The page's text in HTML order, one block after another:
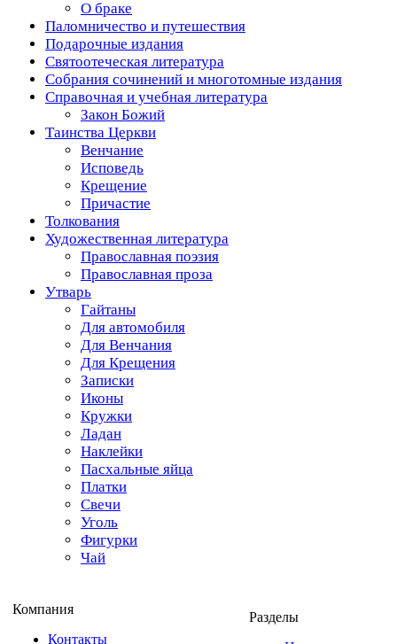
О браке
Паломничество и путешествия
Подарочные издания
Святоотеческая литература
Собрания сочинений и многотомные издания
Справочная и учебная литература
Закон Божий
Таинства Церкви
Венчание
Исповедь
Крещение
Причастие
Толкования
Художественная литература
Православная поэзия
Православная проза
Утварь
Гайтаны
Для автомобиля
Для Венчания
Для Крещения
Записки
Иконы
Кружки
Ладан
Наклейки
Пасхальные яйца
Платки
Свечи
Уголь
Фигурки
Чай
Компания
Контакты
Разделы